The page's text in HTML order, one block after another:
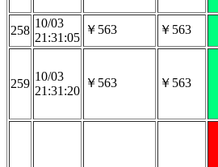
258
10/03
21:31:05
￥563 ￥563
259
10/03
21:31:20
￥563 ￥563